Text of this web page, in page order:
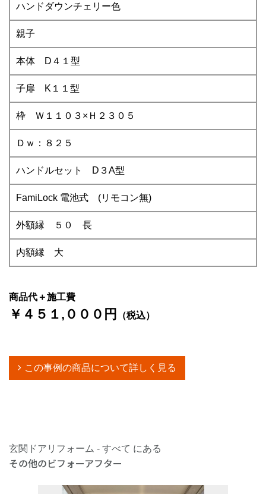
ハンドダウンチェリー色
親子
本体 D４１型
子扉 K１１型
枠 Ｗ１１０３×Ｈ２３０５
Ｄｗ：８２５
ハンドルセット D３A型
FamiLock 電池式 (リモコン無)
外額縁 ５０ 長
内額縁 大
商品代＋施工費
￥４５１,０００円 （税込）
この事例の商品について詳しく見る
玄関ドアリフォーム - すべて にある
その他のビフォーアフター